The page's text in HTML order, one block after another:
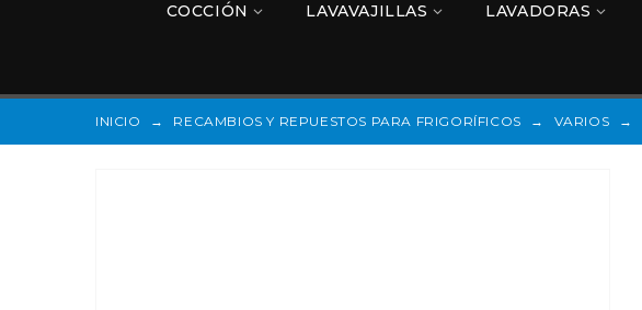
COCCIÓN LAVAVAJILLAS LAVADORAS
INICIO → RECAMBIOS Y REPUESTOS PARA FRIGORÍFICOS → VARIOS →